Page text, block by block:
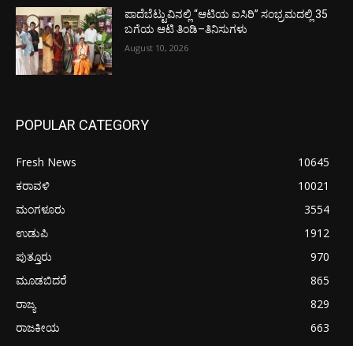
ಪಾದೆಬೆಟ್ಟುವಿನಲ್ಲಿ “ಆಟಿಯ ಐಸಿರಿ’’ ಸಂಭ್ರಮದಲ್ಲಿ 35
ಬಗೆಯ ಆಟಿ ತಿಂಡಿ–ತಿನಿಸುಗಳು
August 10, 2026
POPULAR CATEGORY
Fresh News
10645
ಕರಾವಳಿ
10021
ಮಂಗಳೂರು
3554
ಉಡುಪಿ
1912
ಪುತ್ತೂರು
970
ಮೂಡಬಿದರೆ
865
ರಾಜ್ಯ
829
ರಾಜಕೀಯ
663